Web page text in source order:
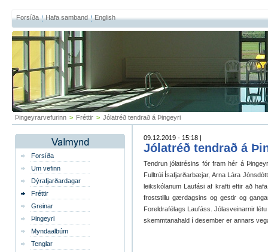
Forsíða Hafa samband English
Þingeyrarvefurinn > Fréttir > Jólatréð tendrað á Þingeyri
Forsíða
Um vefinn
Dýrafjarðardagar
Fréttir
Greinar
Þingeyri
Myndaalbúm
Tenglar
09.12.2019 - 15:18 |
Jólatréð tendrað á
Tendrun jólatrésins fór fram hér á
Fulltrúi Ísafjarðarbæjar, Arna Lára
leikskólanum Laufási af krafti eftir að
froststillu gærdagsins og gestir og
Foreldrafélags Laufáss. Jólasveinarnir
skemmtanahald í desember er annars